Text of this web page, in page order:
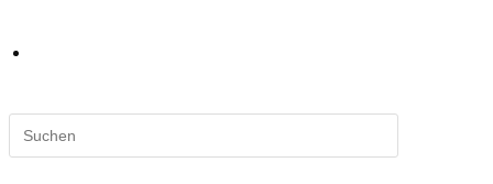
Website
durchsuchen